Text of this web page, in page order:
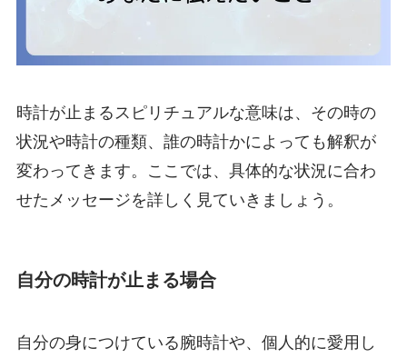
時計が止まるスピリチュアルな意味は、その時の
状況や時計の種類、誰の時計かによっても解釈が
変わってきます。ここでは、具体的な状況に合わ
せたメッセージを詳しく見ていきましょう。
自分の時計が止まる場合
自分の身につけている腕時計や、個人的に愛用し